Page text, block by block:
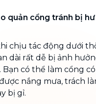
quản cổng tránh bị
chịu tác động dưới
dài rất dễ bị ảnh
Bạn có thể làm cổng
nắng mưa, trách
bị gỉ.